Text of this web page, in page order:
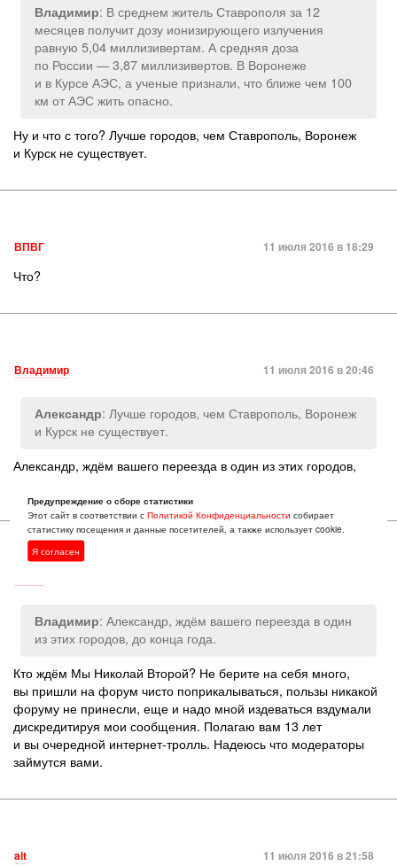
Владимир: В среднем житель Ставрополя за 12
месяцев получит дозу ионизирующего излучения
равную 5,04 миллизивертам. А средняя доза
по России — 3,87 миллизивертов. В Воронеже
и в Курсе АЭС, а ученые признали, что ближе чем 100
км от АЭС жить опасно.
Ну и что с того? Лучше городов, чем Ставрополь, Воронеж
и Курск не существует.
ВПВГ 11 июля 2016 в 18:29
Что?
Владимир 11 июля 2016 в 20:46
Александр: Лучше городов, чем Ставрополь, Воронеж
и Курск не существует.
Александр, ждём вашего переезда в один из этих городов,
Владимир: Александр, ждём вашего переезда в один
из этих городов, до конца года.
Кто ждём Мы Николай Второй? Не берите на себя много,
вы пришли на форум чисто поприкалываться, пользы никакой
форуму не принесли, еще и надо мной издеваться вздумали
дискредитируя мои сообщения. Полагаю вам 13 лет
и вы очередной интернет-тролль. Надеюсь что модераторы
займутся вами.
alt 11 июля 2016 в 21:58
Предупреждение о сборе статистики
Этот сайт в соответствии сПолитикой Конфиденциальности собирает
статистику посещения и данные посетителей, а также использует cookie.
Я согласен